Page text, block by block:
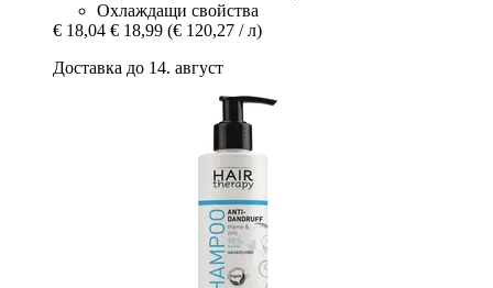
Охлаждащи свойства
€ 18,04 € 18,99 (€ 120,27 / л)
Доставка до 14. август